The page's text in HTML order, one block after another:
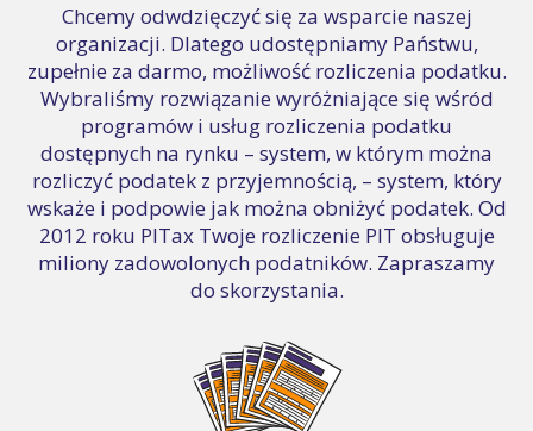
Chcemy odwdzięczyć się za wsparcie naszej
organizacji. Dlatego udostępniamy Państwu,
zupełnie za darmo, możliwość rozliczenia podatku.
Wybraliśmy rozwiązanie wyróżniające się wśród
programów i usług rozliczenia podatku
dostępnych na rynku – system, w którym można
rozliczyć podatek z przyjemnością, – system, który
wskaże i podpowie jak można obniżyć podatek. Od
2012 roku PITax Twoje rozliczenie PIT obsługuje
miliony zadowolonych podatników. Zapraszamy
do skorzystania.